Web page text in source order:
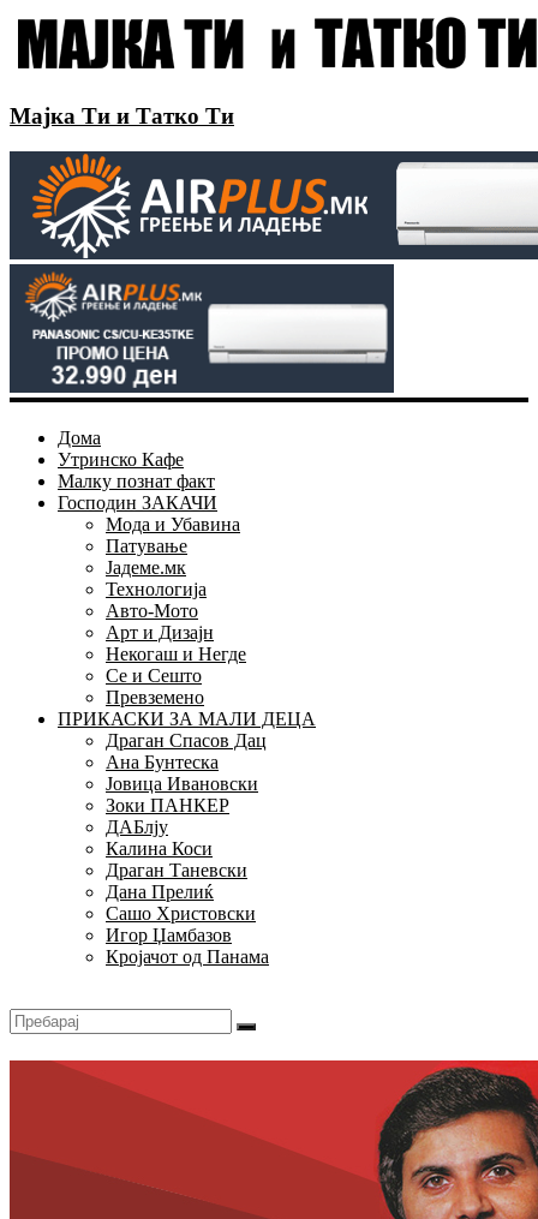
Мајка Ти и Татко Ти
Дома
Утринско Кафе
Малку познат факт
Господин ЗАКАЧИ
Мода и Убавина
Патување
Јадеме.мк
Технологија
Авто-Мото
Арт и Дизајн
Некогаш и Негде
Се и Сешто
Превземено
ПРИКАСКИ ЗА МАЛИ ДЕЦА
Драган Спасов Дац
Ана Бунтеска
Јовица Ивановски
Зоки ПАНКЕР
ДАБлју
Калина Коси
Драган Таневски
Дана Прелиќ
Сашо Христовски
Игор Џамбазов
Кројачот од Панама